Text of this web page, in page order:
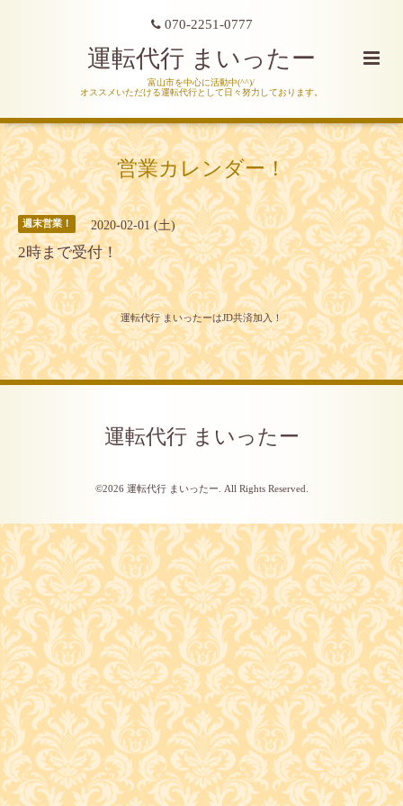
070-2251-0777
運転代行 まいったー
富山市を中心に活動中(^^)/
オススメいただける運転代行として日々努力しております。
営業カレンダー！
週末営業！ 2020-02-01 (土)
2時まで受付！
運転代行 まいったーはJD共済加入！
運転代行 まいったー
©2026 運転代行 まいったー . All Rights Reserved.